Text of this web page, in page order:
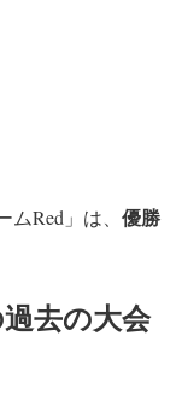
Red」は、 優勝
去の大会